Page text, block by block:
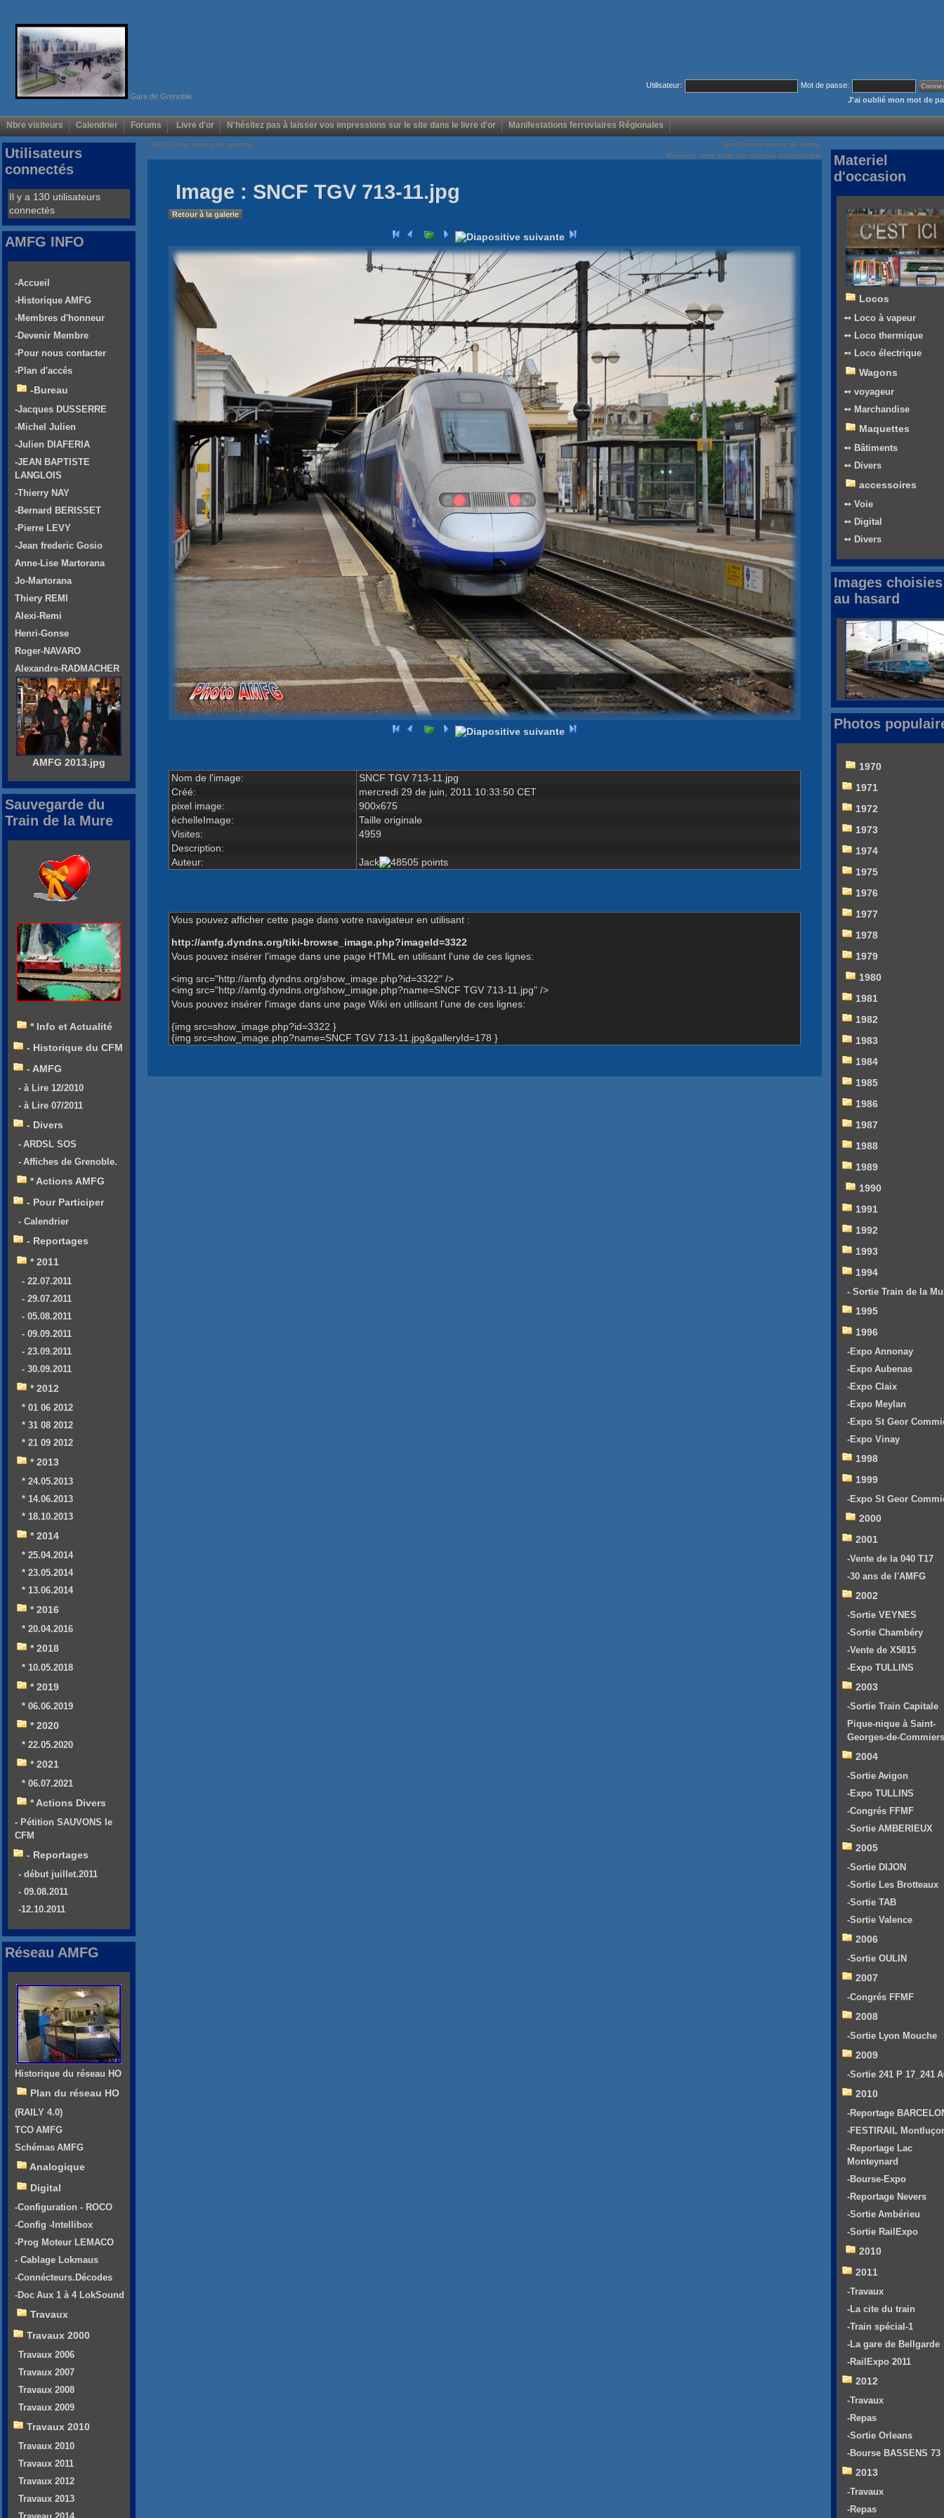
Gare de Grenoble
Utilisateur:
Mot de passe:
J'ai oublié mon mot de
Nbre visiteurs Calendrier Forums Livre d'or N'hésitez pas à laisser vos impressions sur le site dans le livre d'or Manifestations ferroviaires Régionales
Voir/Cacher menus de gauche
Voir/Cacher menus de droite
Envoyez cette page par courrier électronique
Image : SNCF TGV 713-11.jpg
Retour à la galerie
Nom de l'image:
SNCF TGV 713-11.jpg
Créé:
mercredi 29 de juin, 2011 10:33:50 CET
pixel image:
900x675
échelleImage:
Taille originale
Visites:
4959
Description:
Auteur:
Jack
Vous pouvez afficher cette page dans votre navigateur en utilisant :
http://amfg.dyndns.org/tiki-browse_image.php?imageId=3322
Vous pouvez insérer l'image dans une page HTML en utilisant l'une de ces lignes:
<img src="http://amfg.dyndns.org/show_image.php?id=3322" />
<img src="http://amfg.dyndns.org/show_image.php?name=SNCF TGV 713-11.jpg" />
Vous pouvez insérer l'image dans une page Wiki en utilisant l'une de ces lignes:
{img src=show_image.php?id=3322 }
{img src=show_image.php?name=SNCF TGV 713-11.jpg&galleryId=178 }
Utilisateurs
connectés
Il y a 130 utilisateurs
connectés
AMFG INFO
-Accueil
-Historique AMFG
-Membres d'honneur
-Devenir Membre
-Pour nous contacter
-Plan d'accés
-Bureau
-Jacques DUSSERRE
-Michel Julien
-Julien DIAFERIA
-JEAN BAPTISTE
LANGLOIS
-Thierry NAY
-Bernard BERISSET
-Pierre LEVY
-Jean frederic Gosio
Anne-Lise Martorana
Jo-Martorana
Thiery REMI
Alexi-Remi
Henri-Gonse
Roger-NAVARO
Alexandre-RADMACHER
AMFG 2013.jpg
Sauvegarde du
Train de la Mure
* Info et Actualité
- Historique du CFM
- AMFG
- à Lire 12/2010
- à Lire 07/2011
- Divers
- ARDSL SOS
- Affiches de Grenoble.
* Actions AMFG
- Pour Participer
- Calendrier
- Reportages
* 2011
- 22.07.2011
- 29.07.2011
- 05.08.2011
- 09.09.2011
- 23.09.2011
- 30.09.2011
* 2012
* 01 06 2012
* 31 08 2012
* 21 09 2012
* 2013
* 24.05.2013
* 14.06.2013
* 18.10.2013
* 2014
* 25.04.2014
* 23.05.2014
* 13.06.2014
* 2016
* 20.04.2016
* 2018
* 10.05.2018
* 2019
* 06.06.2019
* 2020
* 22.05.2020
* 2021
* 06.07.2021
* Actions Divers
- Pétition SAUVONS le
CFM
- Reportages
- début juillet.2011
- 09.08.2011
-12.10.2011
Réseau AMFG
Historique du réseau HO
Plan du réseau HO
(RAILY 4.0)
TCO AMFG
Schémas AMFG
Analogique
Digital
-Configuration - ROCO
-Config -Intellibox
-Prog Moteur LEMACO
- Cablage Lokmaus
-Connécteurs.Décodes
-Doc Aux 1 à 4 LokSound
Travaux
Travaux 2000
Travaux 2006
Travaux 2007
Travaux 2008
Travaux 2009
Travaux 2010
Travaux 2010
Travaux 2011
Travaux 2012
Travaux 2013
Materiel
d'occasion
Locos
➻ Loco à vapeur
➻ Loco thermique
➻ Loco électrique
Wagons
➻ voyageur
➻ Marchandise
Maquettes
➻ Bâtiments
➻ Divers
accessoires
➻ Voie
➻ Digital
➻ Divers
Images choisies
au hasard
Photos
1970
1971
1972
1973
1974
1975
1976
1977
1978
1979
1980
1981
1982
1983
1984
1985
1986
1987
1988
1989
1990
1991
1992
1993
1994
- Sortie Train de la
1995
1996
-Expo Annonay
-Expo Aubenas
-Expo Claix
-Expo Meylan
-Expo St Geor
-Expo Vinay
1998
1999
-Expo St Geor
2000
2001
-Vente de la 040 T17
-30 ans de l'AMFG
2002
-Sortie VEYNES
-Sortie Chambéry
-Vente de X5815
-Expo TULLINS
2003
-Sortie Train Capitale
Pique-nique à Saint-
Georges-de-Commiers
2004
-Sortie Avigon
-Expo TULLINS
-Congrés FFMF
-Sortie AMBERIEUX
2005
-Sortie DIJON
-Sortie Les Brotteaux
-Sortie TAB
-Sortie Valence
2006
-Sortie OULIN
2007
-Congrés FFMF
2008
-Sortie Lyon Mouche
2009
-Sortie 241 P 17_241
2010
-Reportage
-FESTIRAIL
-Reportage Lac
Monteynard
-Bourse-Expo
-Reportage Nevers
-Sortie Ambérieu
-Sortie RailExpo
2010
2011
-Travaux
-La cite du train
-Train spécial-1
-La gare de Bellgarde
-RailExpo 2011
2012
-Travaux
-Repas
-Sortie Orleans
-Bourse BASSENS 73
2013
-Travaux
-Repas